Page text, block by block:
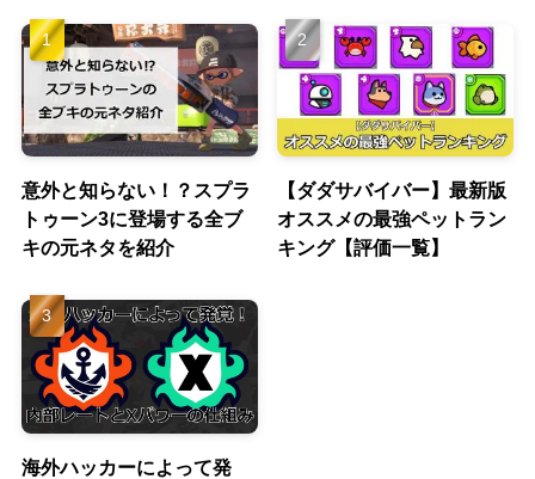
意外と知らない！？スプラ
トゥーン3に登場する全ブ
キの元ネタを紹介
【ダダサバイバー】最新版
オススメの最強ペットラン
キング【評価一覧】
海外ハッカーによって発